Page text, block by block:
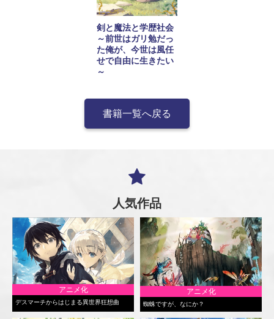
剣と魔法と学歴社会
～前世はガリ勉だっ
た俺が、今世は風任
せで自由に生きたい
～
書籍一覧へ戻る
人気作品
アニメ化
デスマーチからはじまる異世界狂想曲
アニメ化
蜘蛛ですが、なにか？